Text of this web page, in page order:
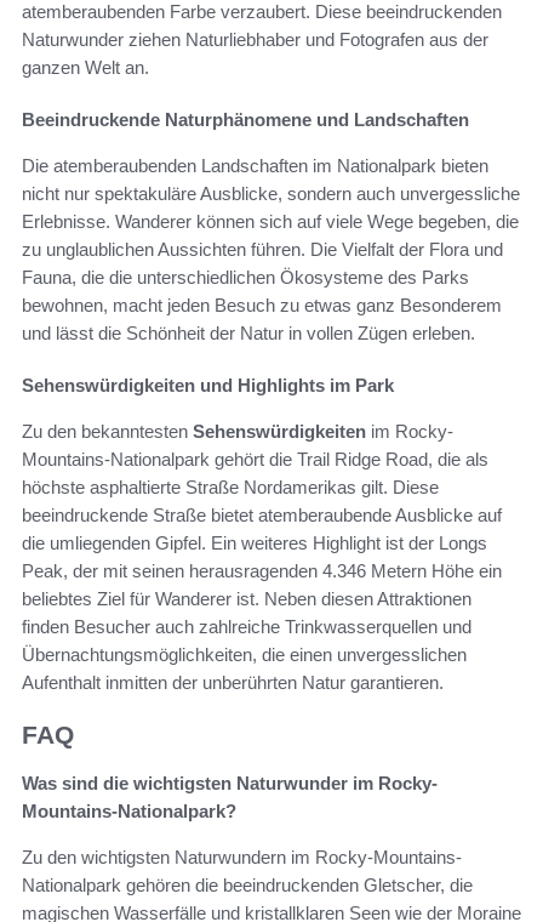
atemberaubenden Farbe verzaubert. Diese beeindruckenden
Naturwunder ziehen Naturliebhaber und Fotografen aus der
ganzen Welt an.
Beeindruckende Naturphänomene und Landschaften
Die atemberaubenden Landschaften im Nationalpark bieten
nicht nur spektakuläre Ausblicke, sondern auch unvergessliche
Erlebnisse. Wanderer können sich auf viele Wege begeben, die
zu unglaublichen Aussichten führen. Die Vielfalt der Flora und
Fauna, die die unterschiedlichen Ökosysteme des Parks
bewohnen, macht jeden Besuch zu etwas ganz Besonderem
und lässt die Schönheit der Natur in vollen Zügen erleben.
Sehenswürdigkeiten und Highlights im Park
Zu den bekanntesten Sehenswürdigkeiten im Rocky-
Mountains-Nationalpark gehört die Trail Ridge Road, die als
höchste asphaltierte Straße Nordamerikas gilt. Diese
beeindruckende Straße bietet atemberaubende Ausblicke auf
die umliegenden Gipfel. Ein weiteres Highlight ist der Longs
Peak, der mit seinen herausragenden 4.346 Metern Höhe ein
beliebtes Ziel für Wanderer ist. Neben diesen Attraktionen
finden Besucher auch zahlreiche Trinkwasserquellen und
Übernachtungsmöglichkeiten, die einen unvergesslichen
Aufenthalt inmitten der unberührten Natur garantieren.
FAQ
Was sind die wichtigsten Naturwunder im Rocky-
Mountains-Nationalpark?
Zu den wichtigsten Naturwundern im Rocky-Mountains-
Nationalpark gehören die beeindruckenden Gletscher, die
magischen Wasserfälle und kristallklaren Seen wie der Moraine